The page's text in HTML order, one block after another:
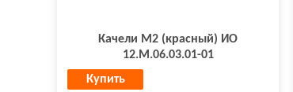
Качели М2 (красный) ИО
12.М.06.03.01-01
Купить